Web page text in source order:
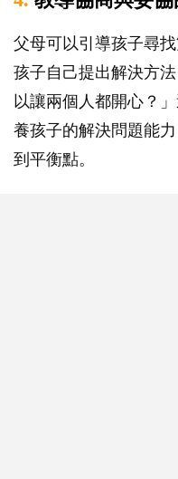
父母可以引導孩子尋
孩子自己提出解決方
以讓兩個人都開心？
養孩子的解決問題能
到平衡點。